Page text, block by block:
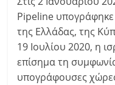
Pipeline
της Ελλάδας, της
19 Ιουλίου 2020, η
επίσημα τη
υπογράφoυσες